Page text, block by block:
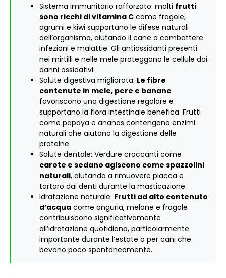
Sistema immunitario rafforzato: molti frutti
sono ricchi di vitamina C come fragole,
agrumi e kiwi supportano le difese naturali
dell’organismo, aiutando il cane a combattere
infezioni e malattie. Gli antiossidanti presenti
nei mirtilli e nelle mele proteggono le cellule dai
danni ossidativi.
Salute digestiva migliorata: Le fibre
contenute in mele, pere e banane
favoriscono una digestione regolare e
supportano la flora intestinale benefica. Frutti
come papaya e ananas contengono enzimi
naturali che aiutano la digestione delle
proteine.
Salute dentale: Verdure croccanti come
carote e sedano agiscono come spazzolini
naturali, aiutando a rimuovere placca e
tartaro dai denti durante la masticazione.
Idratazione naturale: Frutti ad alto contenuto
d’acqua come anguria, melone e fragole
contribuiscono significativamente
all’idratazione quotidiana, particolarmente
importante durante l’estate o per cani che
bevono poco spontaneamente.